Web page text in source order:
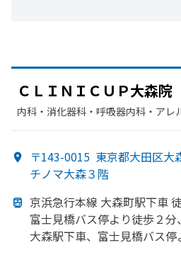
ＣＬＩＮＩＣＵＰ大森院
内科・​消化器科・​呼吸器内科・​アレ
〒143-0015 東京都大田区大
チノマ大森３階
京浜急行本線 大森町駅下車
富士見橋バス停より徒歩２分、
大森駅下車、 富士見橋バス停